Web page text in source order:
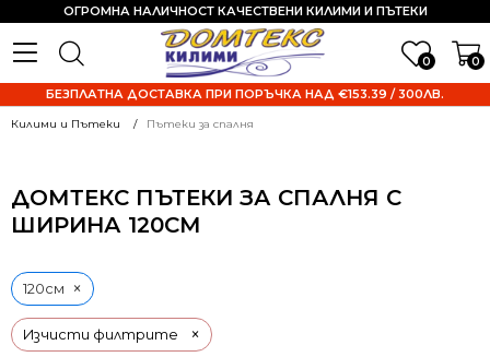
0 0
ОГРОМНА НАЛИЧНОСТ КАЧЕСТВЕНИ КИЛИМИ И ПЪТЕКИ
БЕЗПЛАТНА ДОСТАВКА ПРИ ПОРЪЧКА НАД €153.39 / 300ЛВ.
Килими и Пътеки Пътеки за спалня
ДОМТЕКС ПЪТЕКИ ЗА СПАЛНЯ С
ШИРИНА 120СМ
Изчисти филтрите ×
120см ×